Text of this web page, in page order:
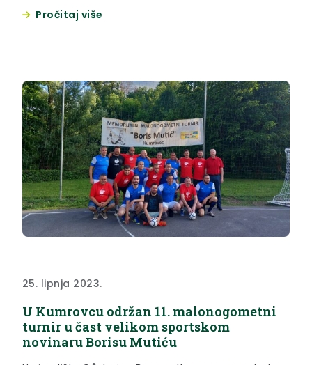
fletno”. “Zaista je fletno u Kumrovcu ovih dana.
Pročitaj više
25. lipnja 2023.
U Kumrovcu održan 11. malonogometni
turnir u čast velikom sportskom
novinaru Borisu Mutiću